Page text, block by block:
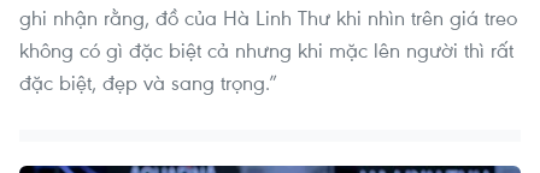
ghi nhận rằng, đồ của Hà Linh Thư khi nhìn trên giá treo
không có gì đặc biệt cả nhưng khi mặc lên người thì rất
đặc biệt, đẹp và sang trọng.”